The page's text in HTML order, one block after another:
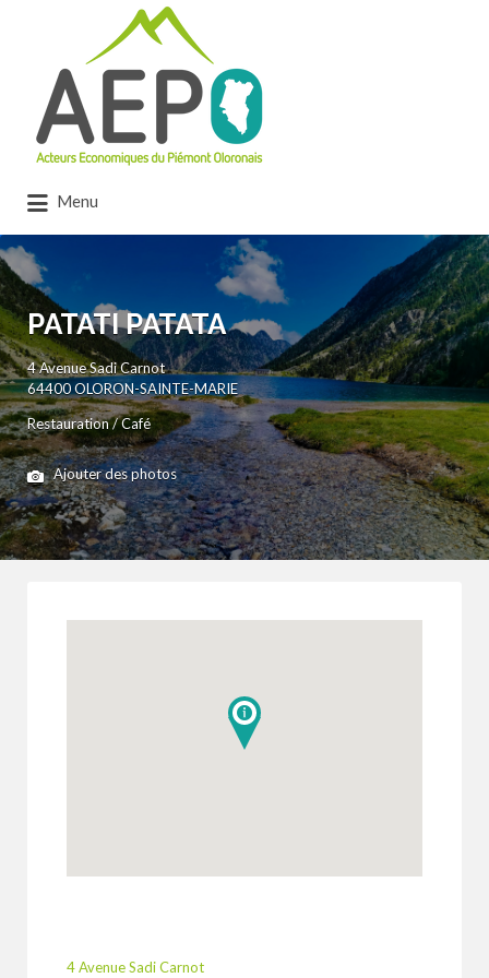
Menu
PATATI PATATA
4 Avenue Sadi Carnot
64400 OLORON-SAINTE-MARIE
Restauration / Café
Ajouter des photos
4 Avenue Sadi Carnot